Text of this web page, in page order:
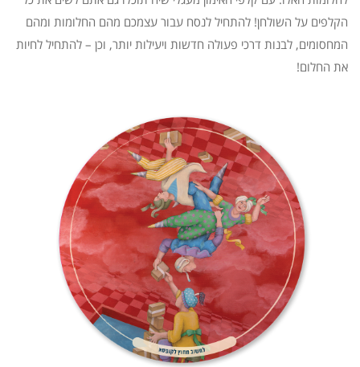
הקלפים על השולחן! להתחיל לנסח עבור עצמכם מהם החלומות ומהם
המחסומים, לבנות דרכי פעולה חדשות ויעילות יותר, וכן – להתחיל לחיות
את החלום!